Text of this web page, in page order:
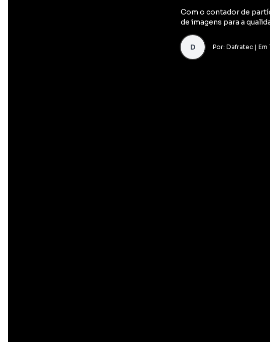
Com o contador de
de imagens para a
D Por: Dafratec | Em